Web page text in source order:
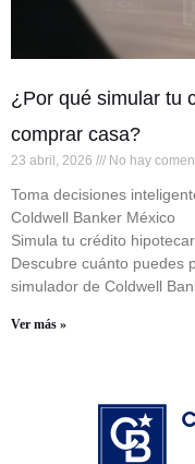
¿Por qué simular tu
comprar casa?
23 abril, 2026 No hay
Toma decisiones
Coldwell Banker México
Simula tu crédito
Descubre cuánto puedes
simulador de Coldwell
Ver más »